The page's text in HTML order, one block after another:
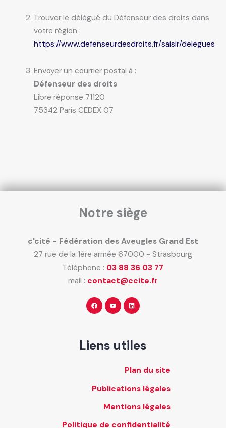
Trouver le délégué du Défenseur des droits dans
votre région :
https://www.defenseurdesdroits.fr/saisir/delegues
Envoyer un courrier postal à :
Défenseur des droits
Libre réponse 71120
75342 Paris CEDEX 07
Notre siège
c'cité - Fédération des Aveugles Grand Est
27 rue de la 1ère armée 67000 - Strasbourg
Téléphone : 03 88 36 03 77
mail : contact@ccite.fr
Liens utiles
Plan du site
Publications légales
Mentions légales
Politique de confidentialité